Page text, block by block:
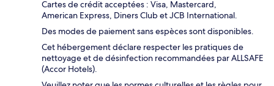
Cartes de crédit acceptées : Visa, Mastercard,
American Express, Diners Club et JCB International.
Des modes de paiement sans espèces sont disponibles.
Cet hébergement déclare respecter les pratiques de
nettoyage et de désinfection recommandées par ALLSAFE
(Accor Hotels).